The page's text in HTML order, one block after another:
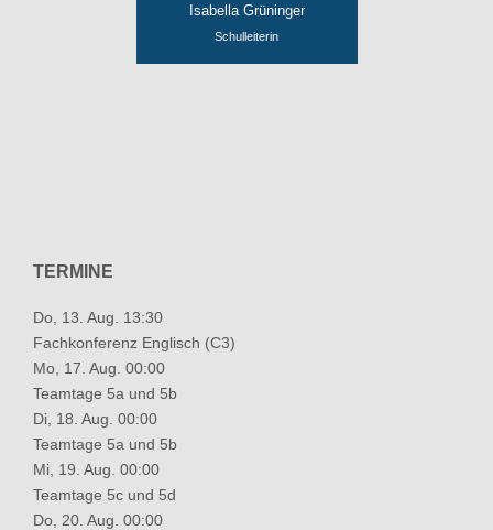
Isabella Grüninger
Schulleiterin
TERMINE
Do, 13. Aug. 13:30
Fachkonferenz Englisch (C3)
Mo, 17. Aug. 00:00
Teamtage 5a und 5b
Di, 18. Aug. 00:00
Teamtage 5a und 5b
Mi, 19. Aug. 00:00
Teamtage 5c und 5d
Do, 20. Aug. 00:00